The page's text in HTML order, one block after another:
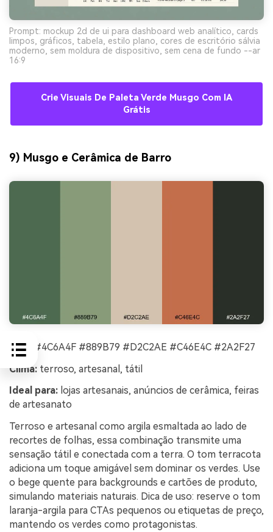
Prompt: mockup 2d de ui para dashboard web analítico, cards
limpos, gráficos, tabela, estilo plano, cores de escritório sálvia
moderno, sem moldura de dispositivo, sem cena de fundo --ar
16:9
Crie Visuais De Paleta Verde Musgo Com IA
Grátis
9) Musgo e Cerâmica de Barro
HEX:
#4C6A4F #889B79 #D2C2AE #C46E4C #2A2F27
Clima: terroso, artesanal, tátil
Ideal para: lojas artesanais, anúncios de cerâmica, feiras
de artesanato
Terroso e artesanal como argila esmaltada ao lado de
recortes de folhas, essa combinação transmite uma
sensação tátil e conectada com a terra. O tom terracota
adiciona um toque amigável sem dominar os verdes. Use
o bege quente para backgrounds e cartões de produto,
simulando materiais naturais. Dica de uso: reserve o tom
laranja-argila para CTAs pequenos ou etiquetas de preço,
mantendo os verdes como protagonistas.